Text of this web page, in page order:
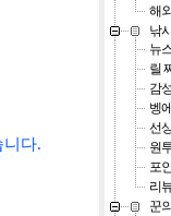
니다.
해외
낚
뉴
릴
감
벵
선
원
포
리
꾼